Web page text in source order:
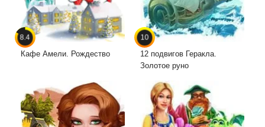
8.4
Кафе Амели. Рождество
10
12 подвигов Геракла.
Золотое руно